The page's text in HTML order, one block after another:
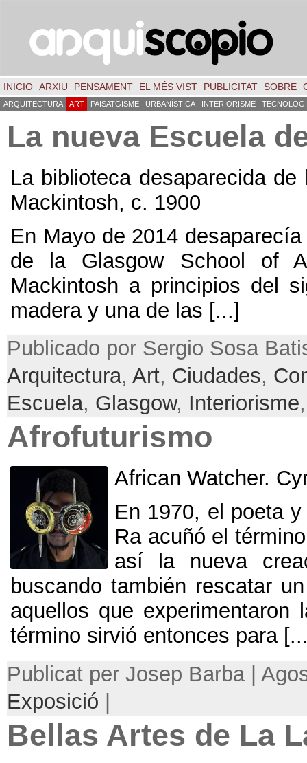
INICIO ARXIU PENSAMENT EL MÉS VIST PUBLICITAT SOBRE
ARQUITECTURA ART PAISATGISME URBANÍSTICA INTERIORISME
La nueva Escuela
La biblioteca desaparecida
Mackintosh, c. 1900
En Mayo de 2014
de la Glasgow School of
Mackintosh a principios del
madera y una de las [...]
Publicado por Sergio Sosa
Arquitectura, Art, Ciudades,
Escuela, Glasgow, Interiorisme
Afrofuturismo
African Watcher.
En 1970, el poeta
Ra acuñó el
así la nueva
buscando también rescatar
aquellos que
término sirvió entonces para
Publicat per Josep Barba |
Exposició
Bellas Artes de La